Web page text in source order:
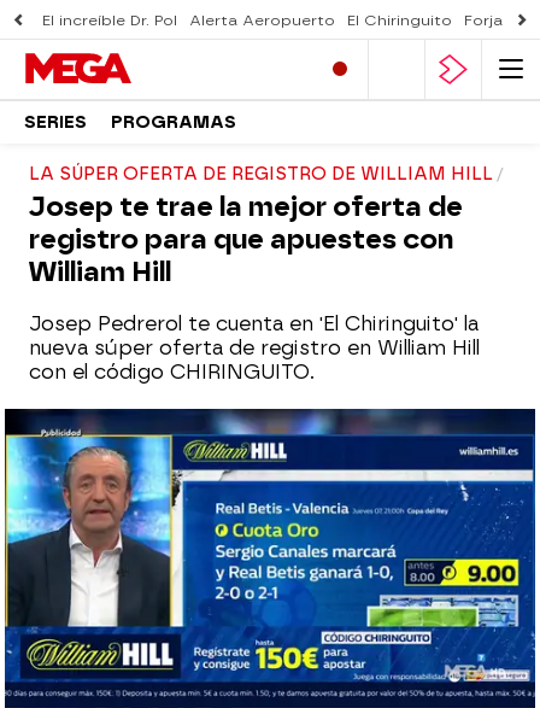
El increíble Dr. Pol Alerta Aeropuerto El Chiringuito Forjado
SERIES PROGRAMAS
LA SÚPER OFERTA DE REGISTRO DE WILLIAM HILL
Josep te trae la mejor oferta de
registro para que apuestes con
William Hill
Josep Pedrerol te cuenta en 'El Chiringuito' la
nueva súper oferta de registro en William Hill
con el código CHIRINGUITO.
mega
Madrid
Publicado: 07 de febrero de 2019, 02:24